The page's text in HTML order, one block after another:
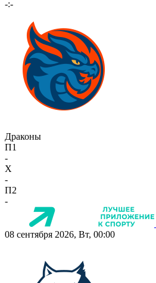
-:-
Драконы
П1
-
X
-
П2
-
08 сентября 2026, Вт, 00:00